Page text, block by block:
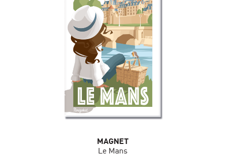
MAGNET
Le Mans